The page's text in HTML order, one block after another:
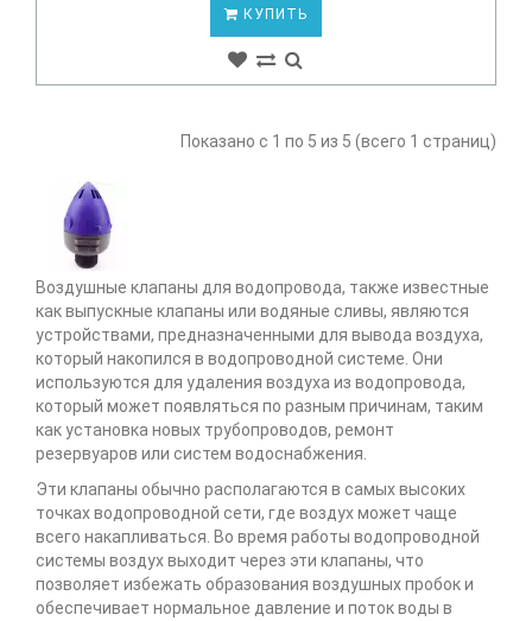
КУПИТЬ
Показано с 1 по 5 из 5 (всего 1 страниц)
Воздушные клапаны для водопровода, также известные
как выпускные клапаны или водяные сливы, являются
устройствами, предназначенными для вывода воздуха,
который накопился в водопроводной системе. Они
используются для удаления воздуха из водопровода,
который может появляться по разным причинам, таким
как установка новых трубопроводов, ремонт
резервуаров или систем водоснабжения.
Эти клапаны обычно располагаются в самых высоких
точках водопроводной сети, где воздух может чаще
всего накапливаться. Во время работы водопроводной
системы воздух выходит через эти клапаны, что
позволяет избежать образования воздушных пробок и
обеспечивает нормальное давление и поток воды в